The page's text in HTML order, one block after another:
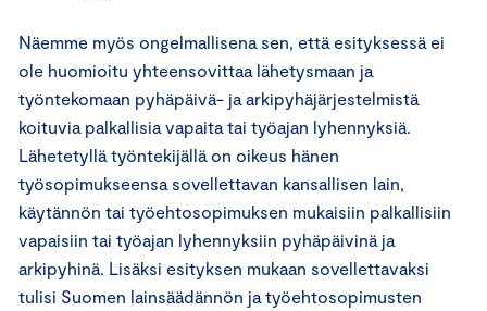
Näemme myös ongelmallisena sen, että esityksessä ei
ole huomioitu yhteensovittaa lähetysmaan ja
työntekomaan pyhäpäivä- ja arkipyhäjärjestelmistä
koituvia palkallisia vapaita tai työajan lyhennyksiä.
Lähetetyllä työntekijällä on oikeus hänen
työsopimukseensa sovellettavan kansallisen lain,
käytännön tai työehtosopimuksen mukaisiin palkallisiin
vapaisiin tai työajan lyhennyksiin pyhäpäivinä ja
arkipyhinä. Lisäksi esityksen mukaan sovellettavaksi
tulisi Suomen lainsäädännön ja työehtosopimusten